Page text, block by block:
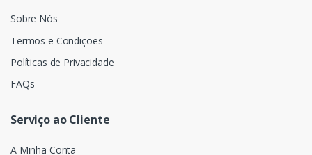
Sobre Nós
Termos e Condições
Políticas de Privacidade
FAQs
Serviço ao Cliente
A Minha Conta